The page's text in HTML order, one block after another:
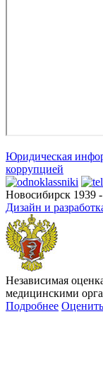
Юридическая
коррупцией
Новосибирск 1939
Дизайн и
Независимая
медицинскими
Подробнее Оценить